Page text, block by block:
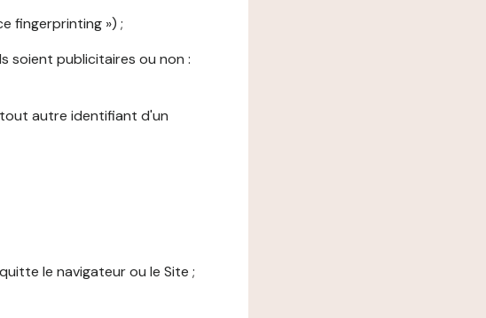
fingerprinting ») ;
soient publicitaires ou non :
autre identifiant d'un
le navigateur ou le Site ;